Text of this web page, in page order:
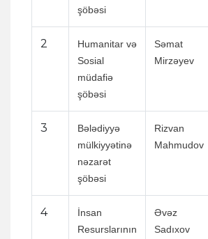
şöbəsi
2
Humanitar və
Sosial
müdafiə
şöbəsi
Səmat
Mirzəyev
3
Bələdiyyə
mülkiyyətinə
nəzarət
şöbəsi
Rizvan
Mahmudov
4
İnsan
Resurslarının
Əvəz
Sadıxov